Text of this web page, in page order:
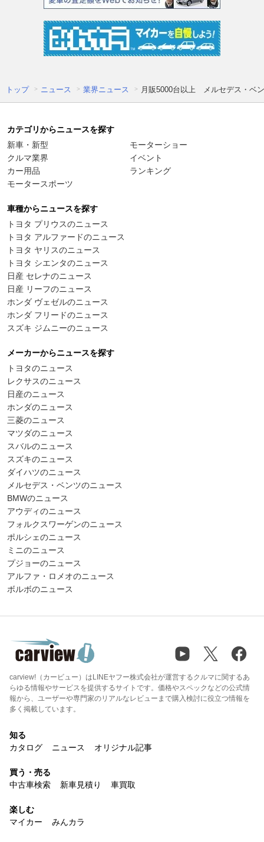
トップ ニュース 業界ニュース 月販5000台以上 メルセデス・ベ
カテゴリからニュースを探す
新車・新型
クルマ業界
カー用品
モータースポーツ
モーターショー
イベント
ランキング
車種からニュースを探す
トヨタ プリウスのニュース
トヨタ アルファードのニュース
トヨタ ヤリスのニュース
トヨタ シエンタのニュース
日産 セレナのニュース
日産 リーフのニュース
ホンダ ヴェゼルのニュース
ホンダ フリードのニュース
スズキ ジムニーのニュース
メーカーからニュースを探す
トヨタのニュース
レクサスのニュース
日産のニュース
ホンダのニュース
三菱のニュース
マツダのニュース
スバルのニュース
スズキのニュース
ダイハツのニュース
メルセデス・ベンツのニュース
BMWのニュース
アウディのニュース
フォルクスワーゲンのニュース
ポルシェのニュース
ミニのニュース
プジョーのニュース
アルファ・ロメオのニュース
ボルボのニュース
carview!（カービュー）はLINEヤフー株式会社が運営するクルマに関するあ
らゆる情報やサービスを提供するサイトです。価格やスペックなどの公式情
報から、ユーザーや専門家のリアルなレビューまで購入検討に役立つ情報を
多く掲載しています。
知る
カタログ
ニュース オリジナル記事
買う・売る
中古車検索
新車見積り 車買取
楽しむ
マイカー
みんカラ